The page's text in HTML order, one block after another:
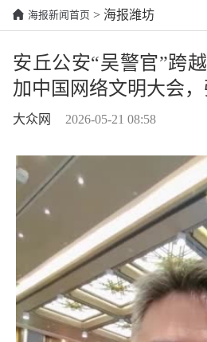
海报新闻首页 > 海报潍坊
安丘公安“吴警官”跨
加中国网络文明大会，
大众网 2026-05-21 08:58